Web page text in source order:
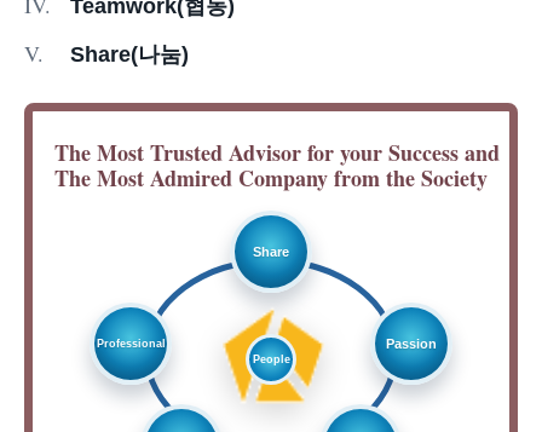
Teamwork(협동)
V. Share(나눔)
The Most Trusted Advisor for your Success and
The Most Admired Company from the Society
Share
Passion
Professional
People